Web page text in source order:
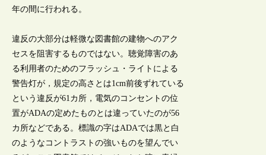
年の間に行われる。
違反の大部分は軽微な図書館の建物へのアク
セスを阻害するものではない。聴覚障害のあ
る利用者のためのフラッシュ・ライトによる
警告灯が，規定の高さとは1cm前後ずれている
という違反が61カ所，電気のコンセントの位
置がADAの定めたものとは違っていたのが56
カ所などである。標識の字はADAでは黒と白
のようなコントラストの強いものを望んでい